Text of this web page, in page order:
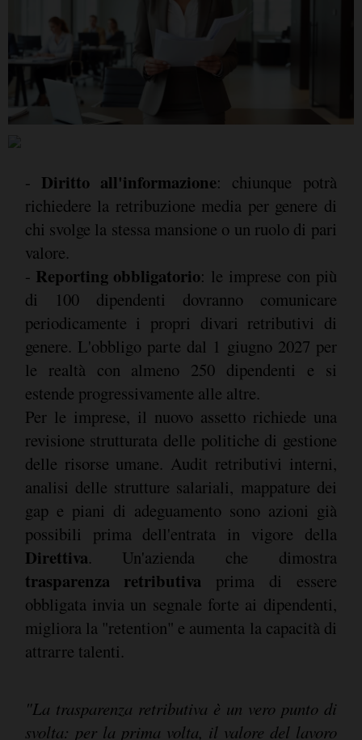
- Diritto all'informazione: chiunque potrà
richiedere la retribuzione media per genere di
chi svolge la stessa mansione o un ruolo di pari
valore.
- Reporting obbligatorio: le imprese con più
di 100 dipendenti dovranno comunicare
periodicamente i propri divari retributivi di
genere. L'obbligo parte dal 1 giugno 2027 per
le realtà con almeno 250 dipendenti e si
estende progressivamente alle altre.
Per le imprese, il nuovo assetto richiede una
revisione strutturata delle politiche di gestione
delle risorse umane. Audit retributivi interni,
analisi delle strutture salariali, mappature dei
gap e piani di adeguamento sono azioni già
possibili prima dell'entrata in vigore della
Direttiva. Un'azienda che dimostra
trasparenza retributiva prima di essere
obbligata invia un segnale forte ai dipendenti,
migliora la "retention" e aumenta la capacità di
attrarre talenti.
"La trasparenza retributiva è un vero punto di
svolta: per la prima volta, il valore del lavoro